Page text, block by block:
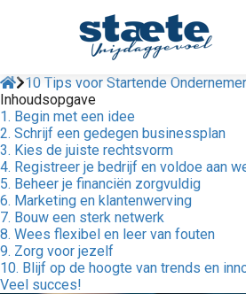
10 Tips voor Startende
Inhoudsopgave
1. Begin met een idee
2. Schrijf een gedegen businessplan
3. Kies de juiste rechtsvorm
4. Registreer je bedrijf en voldoe aan
5. Beheer je financiën zorgvuldig
6. Marketing en klantenwerving
7. Bouw een sterk netwerk
8. Wees flexibel en leer van fouten
9. Zorg voor jezelf
10. Blijf op de hoogte van trends en
Veel succes!